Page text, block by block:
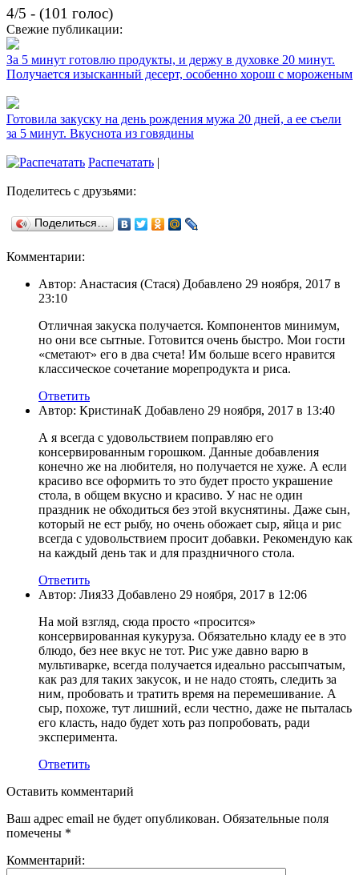
4/5 - (101 голос)
Свежие публикации:
За 5 минут готовлю продукты, и держу в духовке 20 минут.
Получается изысканный десерт, особенно хорош с мороженым
Готовила закуску на день рождения мужа 20 дней, а ее съели
за 5 минут. Вкуснота из говядины
Распечатать |
Поделитесь с друзьями:
Поделиться…
Комментарии:
Автор: Анастасия (Стася) Добавлено 29 ноября, 2017 в
23:10
Отличная закуска получается. Компонентов минимум,
но они все сытные. Готовится очень быстро. Мои гости
«сметают» его в два счета! Им больше всего нравится
классическое сочетание морепродукта и риса.
Ответить
Автор: КристинаК Добавлено 29 ноября, 2017 в 13:40
А я всегда с удовольствием поправляю его
консервированным горошком. Данные добавления
конечно же на любителя, но получается не хуже. А если
красиво все оформить то это будет просто украшение
стола, в общем вкусно и красиво. У нас не один
праздник не обходиться без этой вкуснятины. Даже сын,
который не ест рыбу, но очень обожает сыр, яйца и рис
всегда с удовольствием просит добавки. Рекомендую как
на каждый день так и для праздничного стола.
Ответить
Автор: Лия33 Добавлено 29 ноября, 2017 в 12:06
На мой взгляд, сюда просто «просится»
консервированная кукуруза. Обязательно кладу ее в это
блюдо, без нее вкус не тот. Рис уже давно варю в
мультиварке, всегда получается идеально рассыпчатым,
как раз для таких закусок, и не надо стоять, следить за
ним, пробовать и тратить время на перемешивание. А
сыр, похоже, тут лишний, если честно, даже не пыталась
его класть, надо будет хоть раз попробовать, ради
эксперимента.
Ответить
Оставить комментарий
Ваш адрес email не будет опубликован. Обязательные поля
помечены *
Комментарий: